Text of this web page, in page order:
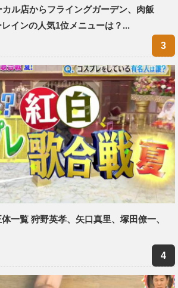
ル店からフライングガーデン、肉飯
インの人気1位メニューは？...
一覧 狩野英孝、矢口真里、塚田僚一、